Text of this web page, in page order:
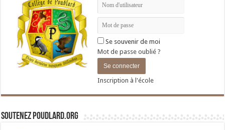
Se souvenir de moi
Mot de passe oublié ?
Inscription à l'école
Soutenez Poudlard.org